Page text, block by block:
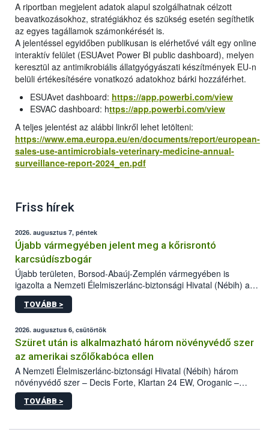
A riportban megjelent adatok alapul szolgálhatnak célzott
beavatkozásokhoz, stratégiákhoz és szükség esetén segíthetik
az egyes tagállamok számonkérését is.
A jelentéssel egyidőben publikusan is elérhetővé vált egy online
interaktív felület (ESUAvet Power BI public dashboard), melyen
keresztül az antimikrobiális állatgyógyászati készítmények EU-n
belüli értékesítésére vonatkozó adatokhoz bárki hozzáférhet.
ESUAvet dashboard: https://app.powerbi.com/view
ESVAC dashboard: https://app.powerbi.com/view
A teljes jelentést az alábbi linkről lehet letölteni:
https://www.ema.europa.eu/en/documents/report/european-
sales-use-antimicrobials-veterinary-medicine-annual-
surveillance-report-2024_en.pdf
Friss hírek
2026. augusztus 7, péntek
Újabb vármegyében jelent meg a kőrisrontó
karcsúdíszbogár
Újabb területen, Borsod-Abaúj-Zemplén vármegyében is
igazolta a Nemzeti Élelmiszerlánc-biztonsági Hivatal (Nébih) a
kőrisrontó karcsúdíszbogár (Agrilus planipennis) jelenlétét. A
kártevőt nem csak színcsapdában találták meg, de már fertőzött
az intenzív felderítést, emellett az intézkedéseket a szlovák
hatósággal is összehangolják a terjedés megállítása érdekében.
TOVÁBB >
2026. augusztus 6, csütörtök
Szüret után is alkalmazható három növényvédő szer
az amerikai szőlőkabóca ellen
A Nemzeti Élelmiszerlánc-biztonsági Hivatal (Nébih) három
növényvédő szer – Decis Forte, Klartan 24 EW, Oroganic –
engedélyokiratát módosította, így azok a szüretet követően,
egészen a vesszőérettség (BBCH 91) stádiumáig
érésű szőlőkben is legyen lehetőség a károsító elleni további
TOVÁBB >